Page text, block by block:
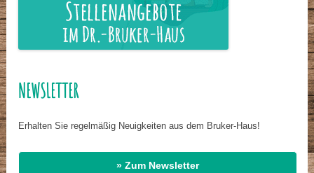
NEWSLETTER
Erhalten Sie regelmäßig Neuigkeiten aus dem Bruker-Haus!
» Zum Newsletter